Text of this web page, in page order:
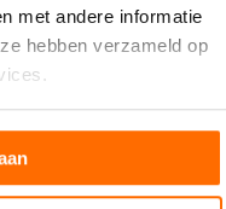
met andere informatie
hebben verzameld op